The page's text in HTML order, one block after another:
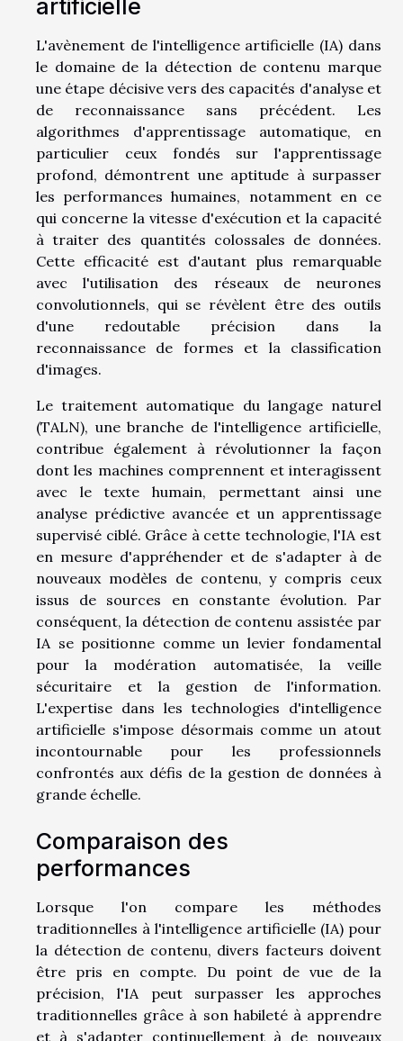
artificielle
L'avènement de l'intelligence artificielle (IA) dans
le domaine de la détection de contenu marque
une étape décisive vers des capacités d'analyse et
de reconnaissance sans précédent. Les
algorithmes d'apprentissage automatique, en
particulier ceux fondés sur l'apprentissage
profond, démontrent une aptitude à surpasser
les performances humaines, notamment en ce
qui concerne la vitesse d'exécution et la capacité
à traiter des quantités colossales de données.
Cette efficacité est d'autant plus remarquable
avec l'utilisation des réseaux de neurones
convolutionnels, qui se révèlent être des outils
d'une redoutable précision dans la
reconnaissance de formes et la classification
d'images.
Le traitement automatique du langage naturel
(TALN), une branche de l'intelligence artificielle,
contribue également à révolutionner la façon
dont les machines comprennent et interagissent
avec le texte humain, permettant ainsi une
analyse prédictive avancée et un apprentissage
supervisé ciblé. Grâce à cette technologie, l'IA est
en mesure d'appréhender et de s'adapter à de
nouveaux modèles de contenu, y compris ceux
issus de sources en constante évolution. Par
conséquent, la détection de contenu assistée par
IA se positionne comme un levier fondamental
pour la modération automatisée, la veille
sécuritaire et la gestion de l'information.
L'expertise dans les technologies d'intelligence
artificielle s'impose désormais comme un atout
incontournable pour les professionnels
confrontés aux défis de la gestion de données à
grande échelle.
Comparaison des
performances
Lorsque l'on compare les méthodes
traditionnelles à l'intelligence artificielle (IA) pour
la détection de contenu, divers facteurs doivent
être pris en compte. Du point de vue de la
précision, l'IA peut surpasser les approches
traditionnelles grâce à son habileté à apprendre
et à s'adapter continuellement à de nouveaux